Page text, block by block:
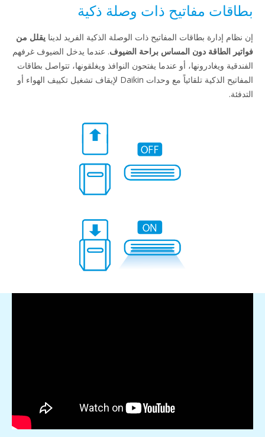
مفاتيح ذات وصلة ذكية
بطاقات المفاتيح ذات الوصلة الذكية الفريد لدينايقلل من
دون المساس براحة الضيوف . عندما يدخل الضيوف غرفهم
أو عندما يفتحون النوافذ ويغلقونها، تتواصل بطاقات
المفاتيح الذكية تلقائياً مع وحدات Daikin لإيقاف تشغيل تكييف الهواء أو